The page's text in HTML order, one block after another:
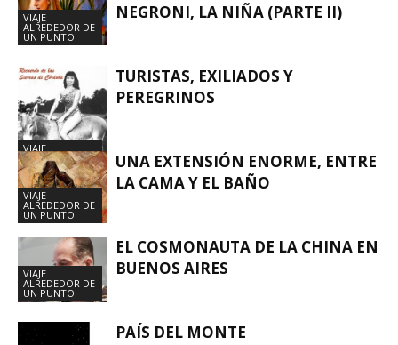
VIAJE
ALREDEDOR DE
UN PUNTO
NEGRONI, LA NIÑA (PARTE II)
VIAJE
ALREDEDOR DE
UN PUNTO
TURISTAS, EXILIADOS Y
PEREGRINOS
VIAJE
ALREDEDOR DE
UN PUNTO
UNA EXTENSIÓN ENORME, ENTRE
LA CAMA Y EL BAÑO
VIAJE
ALREDEDOR DE
UN PUNTO
EL COSMONAUTA DE LA CHINA EN
BUENOS AIRES
PAÍS DEL MONTE